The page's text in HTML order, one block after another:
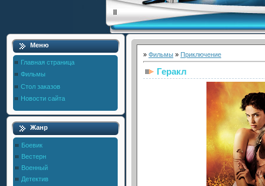
Меню
Главная страница
Фильмы
Стол заказов
Новости сайта
Жанр
Боевик
Вестерн
Военный
Детектив
» Фильмы » Приключение
Геракл